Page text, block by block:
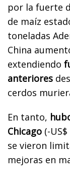
por la fuerte
de maíz
toneladas
China
extendiendo
anteriores
cerdos
En tanto,
Chicago (-
se vieron
mejoras en